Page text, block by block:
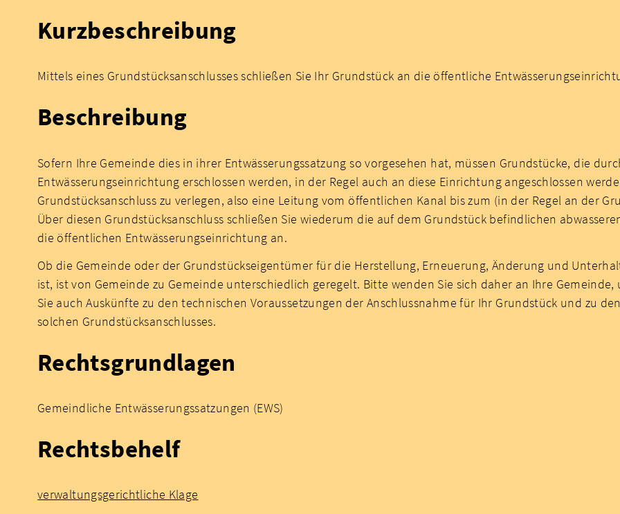
Kurzbeschreibung
Mittels eines Grundstücksanschlusses schließen Sie Ihr Grundstück an die öffentliche
Beschreibung
Sofern Ihre Gemeinde dies in ihrer Entwässerungssatzung so vorgesehen hat, müssen Grundstücke, die
Entwässerungseinrichtung erschlossen werden, in der Regel auch an diese Einrichtung angeschlossen
Grundstücksanschluss zu verlegen, also eine Leitung vom öffentlichen Kanal bis zum (in der Regel an der
Über diesen Grundstücksanschluss schließen Sie wiederum die auf dem Grundstück befindlichen
die öffentlichen Entwässerungseinrichtung an.
Ob die Gemeinde oder der Grundstückseigentümer für die Herstellung, Erneuerung, Änderung und
ist, ist von Gemeinde zu Gemeinde unterschiedlich geregelt. Bitte wenden Sie sich daher an Ihre
Sie auch Auskünfte zu den technischen Voraussetzungen der Anschlussnahme für Ihr Grundstück und zu
solchen Grundstücksanschlusses.
Rechtsgrundlagen
Gemeindliche Entwässerungssatzungen (EWS)
Rechtsbehelf
verwaltungsgerichtliche Klage